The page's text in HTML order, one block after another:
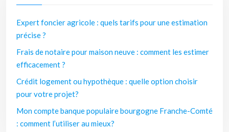
Expert foncier agricole : quels tarifs pour une estimation
précise ?
Frais de notaire pour maison neuve : comment les estimer
efficacement ?
Crédit logement ou hypothèque : quelle option choisir
pour votre projet?
Mon compte banque populaire bourgogne Franche-Comté
: comment l’utiliser au mieux?